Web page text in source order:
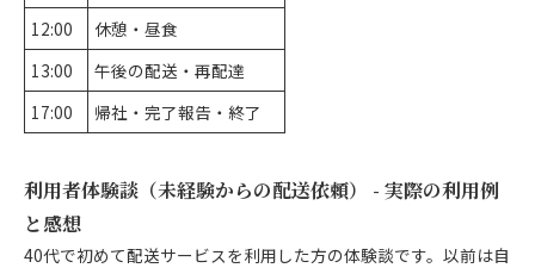
12:00
休憩・昼食
13:00
午後の配送・再配達
17:00
帰社・完了報告・終了
利用者体験談（未経験からの配送依頼） - 実際の利用例
と感想
40代で初めて配送サービスを利用した方の体験談です。以前は自